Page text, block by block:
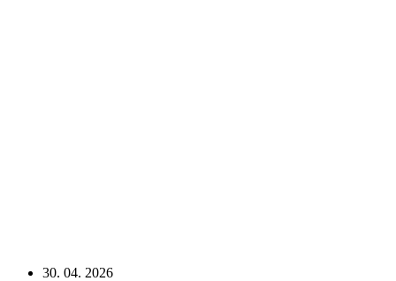
30. 04. 2026